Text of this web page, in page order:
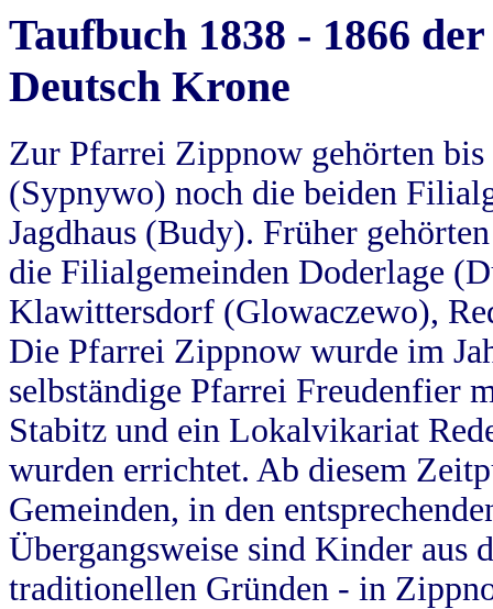
Taufbuch 1838 - 1866
Deutsch Krone
Zur Pfarrei Zippnow gehörten
(Sypnywo) noch die beiden
Jagdhaus (Budy). Früher
die Filialgemeinden Doderlage
Klawittersdorf (Glowaczewo),
Die Pfarrei Zippnow wurde im
selbständige Pfarrei Freudenfier
Stabitz und ein Lokalvikariat
wurden errichtet. Ab diesem
Gemeinden, in den
Übergangsweise sind Kinder aus
traditionellen Gründen - in